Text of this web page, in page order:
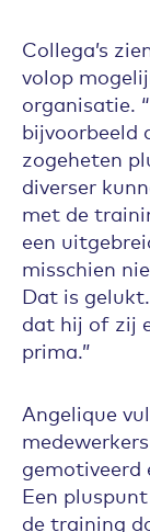
Collega’s
volop
organisatie.
bijvoorbeeld
zogeheten
diverser
met de
een
misschien
Dat is
dat hij of zij
prima.”
Angelique
gemotiveerd
Een
de training